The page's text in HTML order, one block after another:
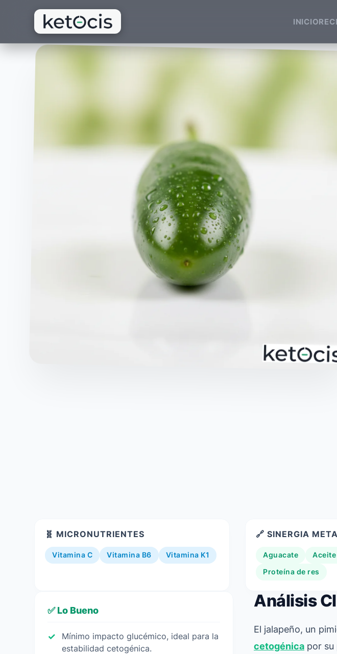
INICIO
🧬 MICRONUTRIENTES
Vitamina C Vitamina B6 Vitamina K1
🔗 SINERGIA
Aguacate
Proteína de res
✅ Lo Bueno
Mínimo impacto glucémico, ideal para la
estabilidad cetogénica.
Análisis
El jalapeño, un
cetogénica por